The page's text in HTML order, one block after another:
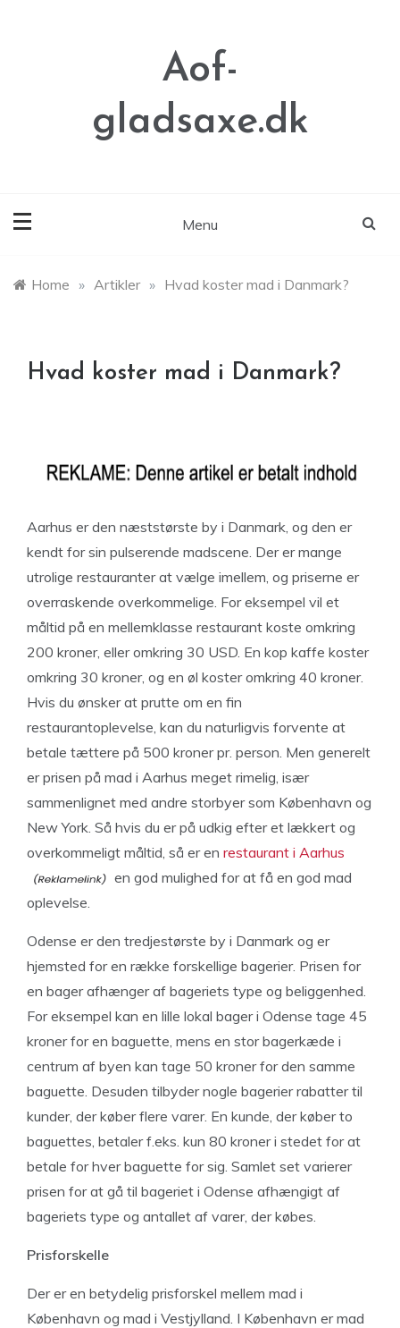
Aof-
gladsaxe.dk
Menu
Home » Artikler » Hvad koster mad i Danmark?
Hvad koster mad i Danmark?
Aarhus er den næststørste by i Danmark, og den er
kendt for sin pulserende madscene. Der er mange
utrolige restauranter at vælge imellem, og priserne er
overraskende overkommelige. For eksempel vil et
måltid på en mellemklasse restaurant koste omkring
200 kroner, eller omkring 30 USD. En kop kaffe koster
omkring 30 kroner, og en øl koster omkring 40 kroner.
Hvis du ønsker at prutte om en fin
restaurantoplevelse, kan du naturligvis forvente at
betale tættere på 500 kroner pr. person. Men generelt
er prisen på mad i Aarhus meget rimelig, især
sammenlignet med andre storbyer som København og
New York. Så hvis du er på udkig efter et lækkert og
overkommeligt måltid, så er en restaurant i Aarhus
en god mulighed for at få en god mad
oplevelse.
Odense er den tredjestørste by i Danmark og er
hjemsted for en række forskellige bagerier. Prisen for
en bager afhænger af bageriets type og beliggenhed.
For eksempel kan en lille lokal bager i Odense tage 45
kroner for en baguette, mens en stor bagerkæde i
centrum af byen kan tage 50 kroner for den samme
baguette. Desuden tilbyder nogle bagerier rabatter til
kunder, der køber flere varer. En kunde, der køber to
baguettes, betaler f.eks. kun 80 kroner i stedet for at
betale for hver baguette for sig. Samlet set varierer
prisen for at gå til bageriet i Odense afhængigt af
bageriets type og antallet af varer, der købes.
Prisforskelle
Der er en betydelig prisforskel mellem mad i
København og mad i Vestjylland. I København er mad